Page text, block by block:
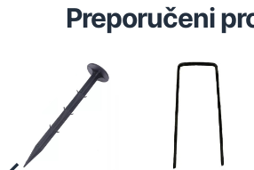
Preporučeni